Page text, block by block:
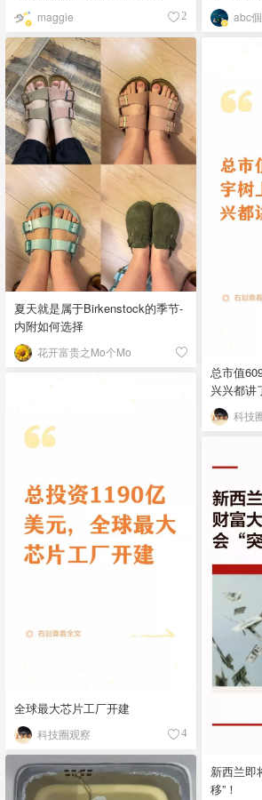
maggie 2 abc
夏天就是属于Birkenstock的季节-
内附如何选择
花开富贵之Mo个Mo
总市值
兴兴都讲
科技
全球最大芯片工厂开建
科技圈观察 4
新西兰即
移”！